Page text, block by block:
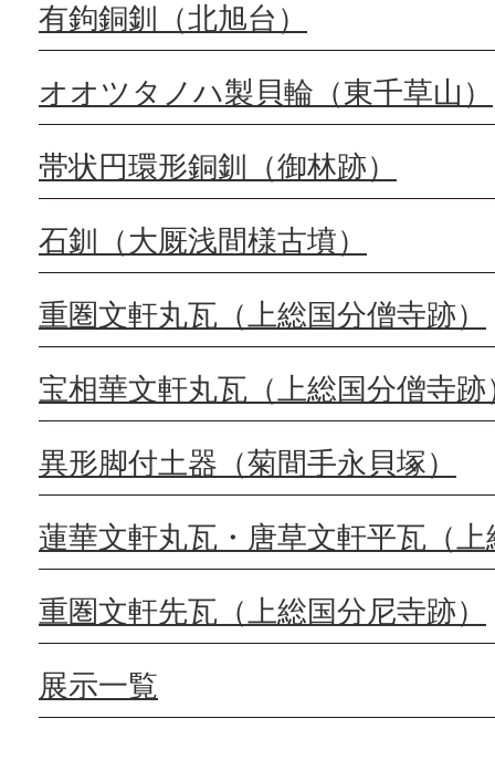
有鉤銅釧（北旭台）
オオツタノハ製貝輪（東千草山）
帯状円環形銅釧（御林跡）
石釧（大厩浅間様古墳）
重圏文軒丸瓦（上総国分僧寺跡）
宝相華文軒丸瓦（上総国分僧寺跡
異形脚付土器（菊間手永貝塚）
蓮華文軒丸瓦・唐草文軒平瓦（
重圏文軒先瓦（上総国分尼寺跡）
展示一覧